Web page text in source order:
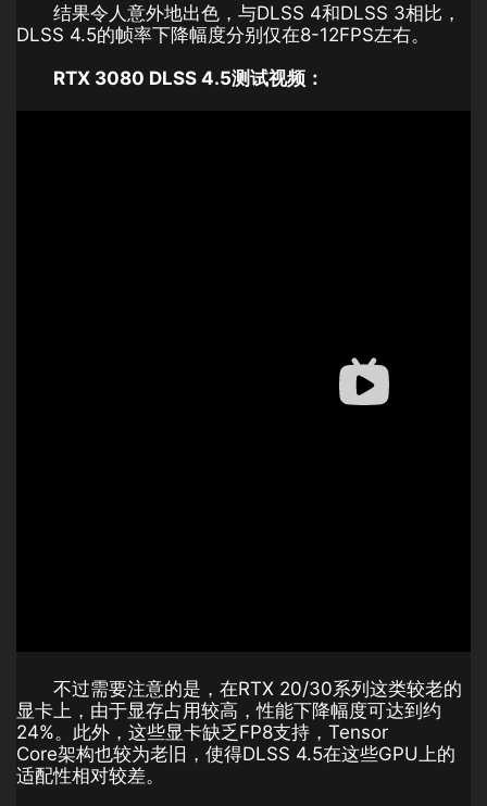
结果令人意外地出色，与DLSS 4和DLSS 3相比，
DLSS 4.5的帧率下降幅度分别仅在8-12FPS左右。
RTX 3080 DLSS 4.5测试视频：
不过需要注意的是，在RTX 20/30系列这类较老的
显卡上，由于显存占用较高，性能下降幅度可达到约
24%。此外，这些显卡缺乏FP8支持，Tensor
Core架构也较为老旧，使得DLSS 4.5在这些GPU上的
适配性相对较差。